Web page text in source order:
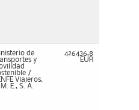
de
y
/
Viajeros,
E., S. A.
426436,8
EUR